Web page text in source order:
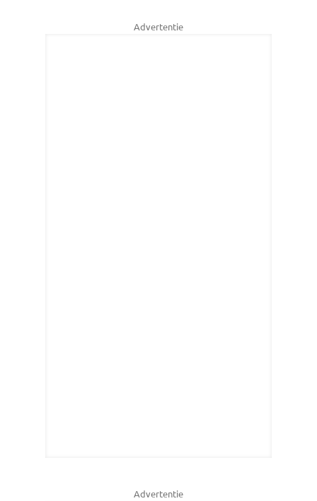
Advertentie
Advertentie